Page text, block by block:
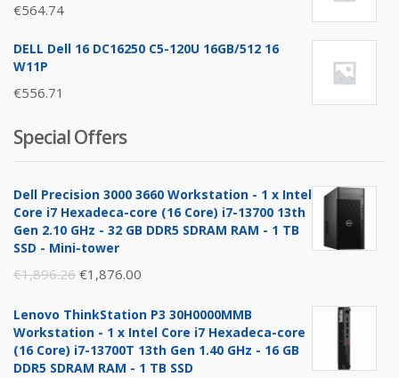
€564.74
DELL Dell 16 DC16250 C5-120U 16GB/512 16
W11P
€556.71
Special Offers
Dell Precision 3000 3660 Workstation - 1 x Intel
Core i7 Hexadeca-core (16 Core) i7-13700 13th
Gen 2.10 GHz - 32 GB DDR5 SDRAM RAM - 1 TB
SSD - Mini-tower
€1,896.26 Original
was:
€1,896.26.
€1,876.00
is:
€1,876.00.
Lenovo ThinkStation P3 30H0000MMB
Workstation - 1 x Intel Core i7 Hexadeca-core
(16 Core) i7-13700T 13th Gen 1.40 GHz - 16 GB
DDR5 SDRAM RAM - 1 TB SSD